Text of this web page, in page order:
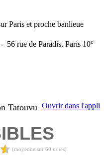
Paris et proche banlieue
56 rue de Paradis, Paris 10e
Ouvrir dans l'appli
Tatouvu
(moyenne sur 60 notes)